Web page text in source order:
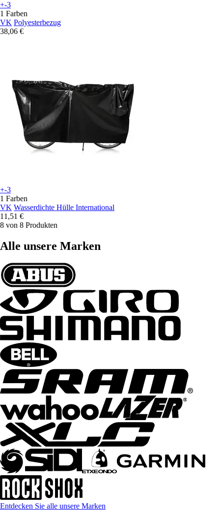
+-3
1 Farben
VK Polyesterbezug
38,06 €
+-3
1 Farben
VK Wasserdichte Hülle International
11,51 €
8 von 8 Produkten
Alle unsere Marken
Entdecken Sie alle unsere Marken